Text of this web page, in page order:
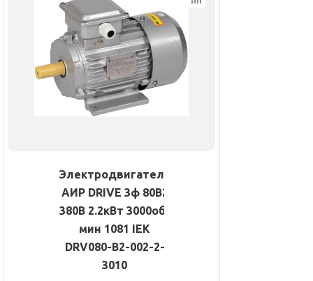
Электродвигатель
АИР DRIVE 3ф 80B2
380В 2.2кВт 3000об/
мин 1081 IEK
DRV080-B2-002-2-
3010